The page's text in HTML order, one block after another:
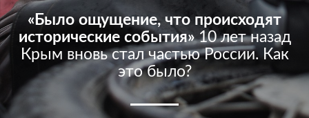
«Было ощущение, что происходят
исторические события» 10 лет назад
Крым вновь стал частью России. Как
это было?